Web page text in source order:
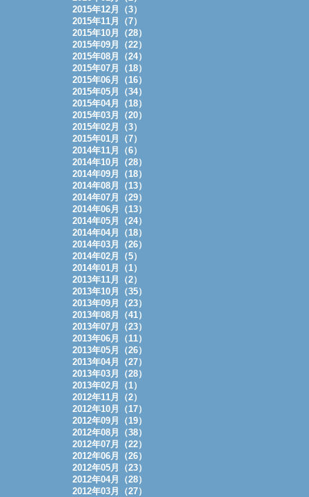
2015年12月（3）
2015年11月（7）
2015年10月（28）
2015年09月（22）
2015年08月（24）
2015年07月（18）
2015年06月（16）
2015年05月（34）
2015年04月（18）
2015年03月（20）
2015年02月（3）
2015年01月（7）
2014年11月（6）
2014年10月（28）
2014年09月（18）
2014年08月（13）
2014年07月（29）
2014年06月（13）
2014年05月（24）
2014年04月（18）
2014年03月（26）
2014年02月（5）
2014年01月（1）
2013年11月（2）
2013年10月（35）
2013年09月（23）
2013年08月（41）
2013年07月（23）
2013年06月（11）
2013年05月（26）
2013年04月（27）
2013年03月（28）
2013年02月（1）
2012年11月（2）
2012年10月（17）
2012年09月（19）
2012年08月（38）
2012年07月（22）
2012年06月（26）
2012年05月（23）
2012年04月（28）
2012年03月（27）